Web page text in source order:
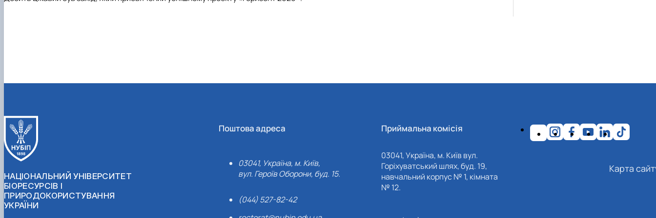
НАЦІОНАЛЬНИЙ УНІВЕРСИТЕТ
БІОРЕСУРСІВ І
ПРИРОДОКОРИСТУВАННЯ
УКРАЇНИ
Поштова адреса
03041, Україна, м. Київ,
вул. Героїв Оборони, буд. 15.
(044) 527-82-42
Приймальна комісія
03041, Україна, м. Київ вул.
Горіхуватський шлях, буд. 19,
навчальний корпус № 1, кімната
№ 12.
Карта